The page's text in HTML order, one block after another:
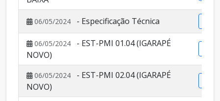
06/05/2024 - Especificação Técnica
06/05/2024
- EST-PMI 01.04 (IGARAPÉ
NOVO)
06/05/2024
- EST-PMI 02.04 (IGARAPÉ
NOVO)